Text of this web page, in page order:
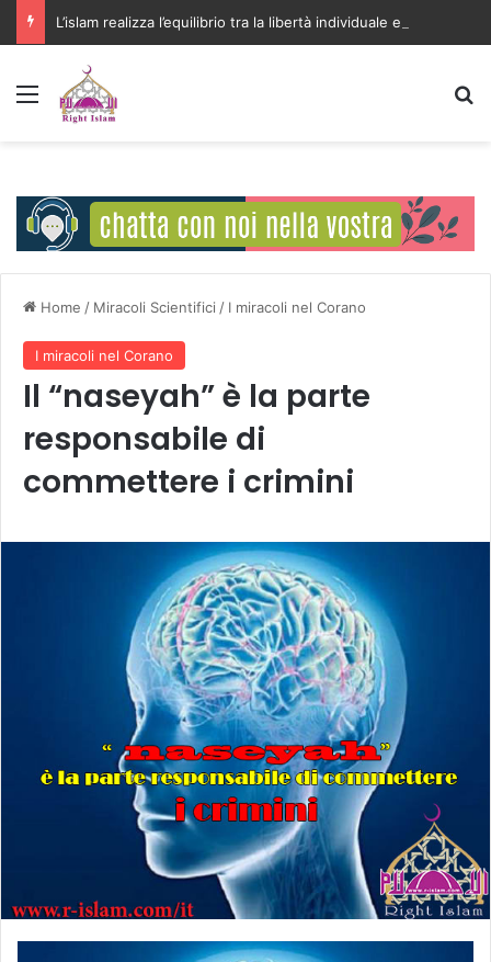
Menu
Home / Miracoli Scientifici / I miracoli nel Corano
I miracoli nel Corano
Il “naseyah” è la parte
responsabile di
commettere i crimini